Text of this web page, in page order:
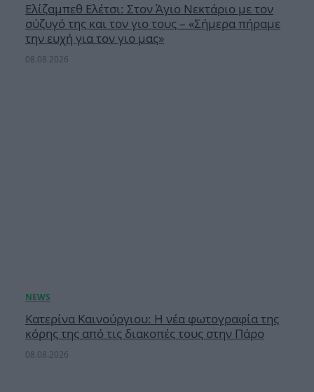
Ελίζαμπεθ Ελέτσι: Στον Άγιο Νεκτάριο με τον
σύζυγό της και τον γιο τους – «Σήμερα πήραμε
την ευχή για τον γιο μας»
08.08.2026
Κατερίνα Καινούργιου: Η νέα φωτογραφία της
κόρης της από τις διακοπές τους στην Πάρο
08.08.2026